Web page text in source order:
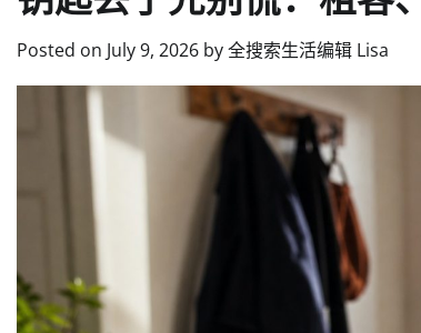
Posted on July 9, 2026 by全搜索生活编辑 Lisa